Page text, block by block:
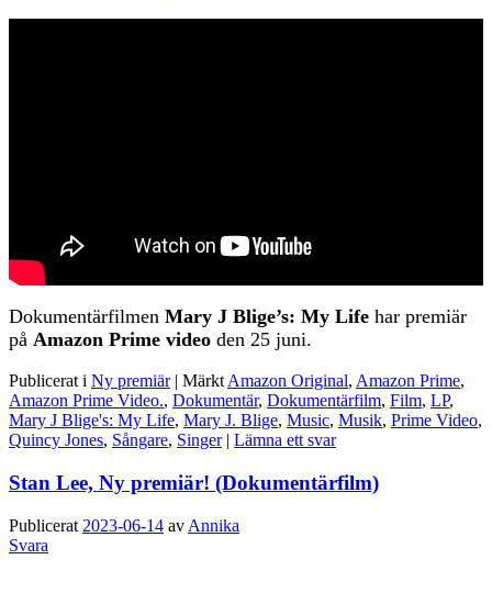
Dokumentärfilmen Mary J Blige’s: My Life har premiär
på Amazon Prime video den 25 juni.
Publicerat i Ny premiär | Märkt Amazon Original, Amazon Prime,
Amazon Prime Video., Dokumentär, Dokumentärfilm, Film, LP,
Mary J Blige's: My Life, Mary J. Blige, Music, Musik, Prime Video,
Quincy Jones, Sångare, Singer | Lämna ett svar
Stan Lee, Ny premiär! (Dokumentärfilm)
Publicerat 2023-06-14 av Annika
Svara